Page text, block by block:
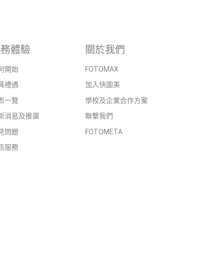
體驗
開始
禮遇
一覽
消息及推廣
問題
服務
關於我們
FOTOMAX
加入快圖美
學校及企業合作方案
聯繫我們
FOTOMETA